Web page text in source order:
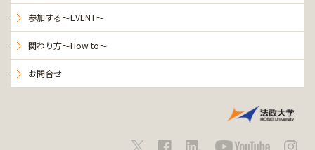
参加する～EVENT～
関わり方～How to～
お問合せ